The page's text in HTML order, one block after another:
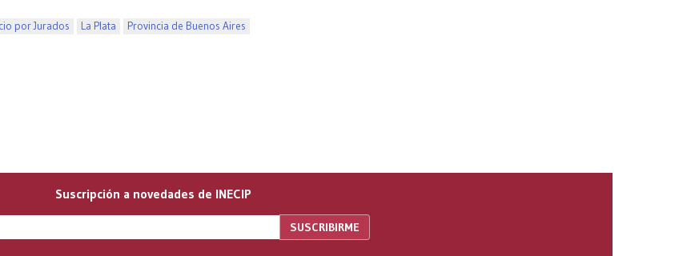
por Jurados La Plata Provincia de Buenos Aires
Suscripción a novedades de INECIP